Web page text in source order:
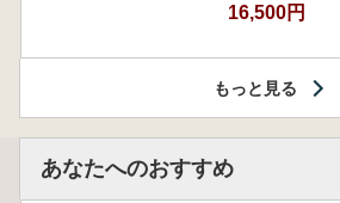
16,500円
もっと見る
あなたへのおすすめ